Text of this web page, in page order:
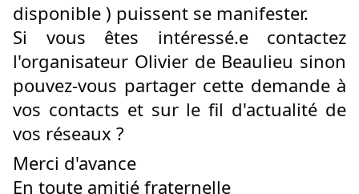
disponible ) puissent se manifester.
Si vous êtes intéressé.e contactez
l'organisateur Olivier de Beaulieu sinon
pouvez-vous partager cette demande à
vos contacts et sur le fil d'actualité de
vos réseaux ?
Merci d'avance
En toute amitié fraternelle